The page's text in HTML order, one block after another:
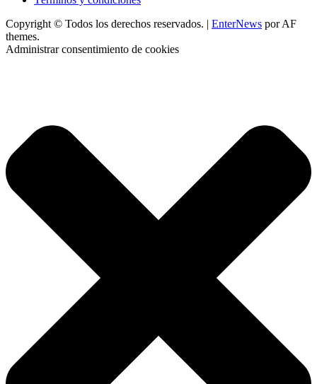
Copyright © Todos los derechos reservados. | EnterNews por AF
themes.
Administrar consentimiento de cookies